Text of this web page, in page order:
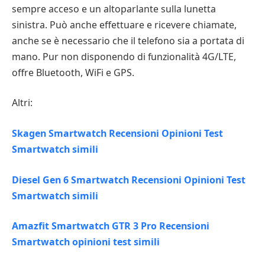
sempre acceso e un altoparlante sulla lunetta
sinistra. Può anche effettuare e ricevere chiamate,
anche se è necessario che il telefono sia a portata di
mano. Pur non disponendo di funzionalità 4G/LTE,
offre Bluetooth, WiFi e GPS.
Altri:
Skagen Smartwatch Recensioni Opinioni Test
Smartwatch simili
Diesel Gen 6 Smartwatch Recensioni Opinioni Test
Smartwatch simili
Amazfit Smartwatch GTR 3 Pro Recensioni
Smartwatch opinioni test simili